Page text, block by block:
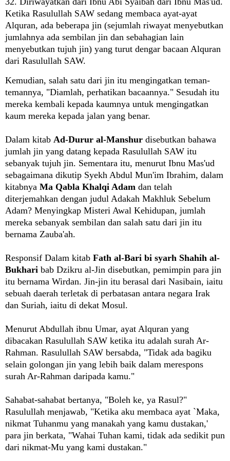
Ketika Rasulullah SAW sedang membaca ayat-ayat
Alquran, ada beberapa jin (sejumlah riwayat menyebutkan
jumlahnya ada sembilan jin dan sebahagian lain
menyebutkan tujuh jin) yang turut dengar bacaan Alquran
dari Rasulullah SAW.
Kemudian, salah satu dari jin itu mengingatkan teman-
temannya, "Diamlah, perhatikan bacaannya." Sesudah itu
mereka kembali kepada kaumnya untuk mengingatkan
kaum mereka kepada jalan yang benar.
Dalam kitab Ad-Durur al-Manshur disebutkan bahawa
jumlah jin yang datang kepada Rasulullah SAW itu
sebanyak tujuh jin. Sementara itu, menurut Ibnu Mas'ud
sebagaimana dikutip Syekh Abdul Mun'im Ibrahim, dalam
kitabnya Ma Qabla Khalqi Adam dan telah
diterjemahkan dengan judul Adakah Makhluk Sebelum
Adam? Menyingkap Misteri Awal Kehidupan, jumlah
mereka sebanyak sembilan dan salah satu dari jin itu
bernama Zauba'ah.
Responsif Dalam kitab Fath al-Bari bi syarh Shahih al-
Bukhari bab Dzikru al-Jin disebutkan, pemimpin para jin
itu bernama Wirdan. Jin-jin itu berasal dari Nasibain, iaitu
sebuah daerah terletak di perbatasan antara negara Irak
dan Suriah, iaitu di dekat Mosul.
Menurut Abdullah ibnu Umar, ayat Alquran yang
dibacakan Rasulullah SAW ketika itu adalah surah Ar-
Rahman. Rasulullah SAW bersabda, "Tidak ada bagiku
selain golongan jin yang lebih baik dalam merespons
surah Ar-Rahman daripada kamu."
Sahabat-sahabat bertanya, "Boleh ke, ya Rasul?"
Rasulullah menjawab, "Ketika aku membaca ayat `Maka,
nikmat Tuhanmu yang manakah yang kamu dustakan,'
para jin berkata, "Wahai Tuhan kami, tidak ada sedikit pun
dari nikmat-Mu yang kami dustakan."